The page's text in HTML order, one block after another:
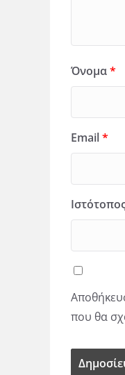
Όνομα*
Email*
που θα